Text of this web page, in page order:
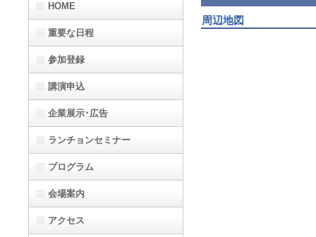
周辺地図
HOME
重要な日程
参加登録
講演申込
企業展示･広告
ランチョンセミナー
プログラム
会場案内
アクセス